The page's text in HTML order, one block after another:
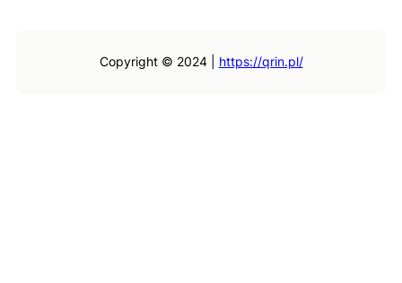
Copyright © 2024 | https://qrin.pl/